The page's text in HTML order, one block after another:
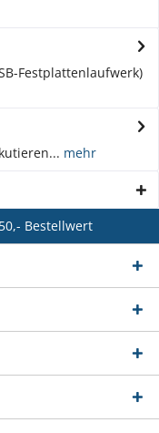
Festplattenlaufwerk)
mehr
Bestellwert